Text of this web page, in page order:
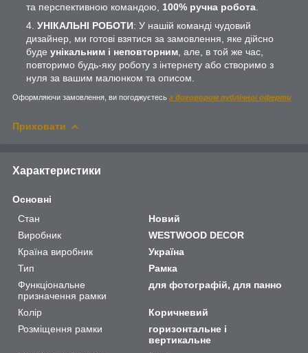
та перспективною командою, 100% ручна робота
УНІКАЛЬНІ РОБОТИ: У нашій команді чудовий
дизайнер, ми готові взятися за замовлення, яке дійсно
буде унікальним і неповторним , але, в той же час,
повторимо будь-яку роботу з інтернету або створимо з
нуля за вашим малюнком та описом.
Оформляючи замовлення, ви погоджуєтесь з договором публічної оферти
Приховати
Характеристики
Основні
Стан
Новий
Виробник
WESTWOOD DECOR
Країна виробник
Україна
Тип
Рамка
Функціональне
призначення рамки
для фотографій, для панно
Колір
Коричневий
Розміщення рамки
горизонтальне і
вертикальне